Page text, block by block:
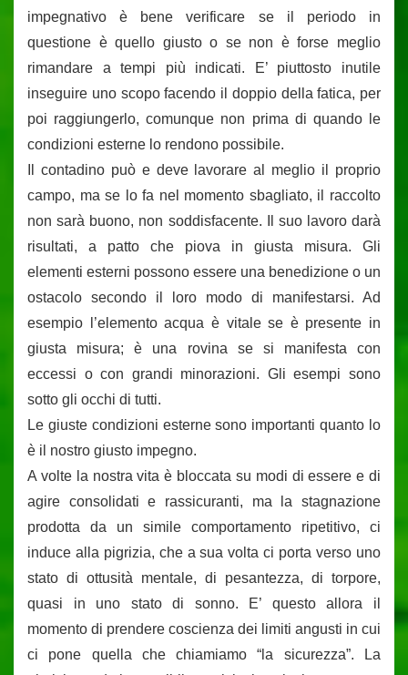
impegnativo è bene verificare se il periodo in
questione è quello giusto o se non è forse meglio
rimandare a tempi più indicati. E’ piuttosto inutile
inseguire uno scopo facendo il doppio della fatica, per
poi raggiungerlo, comunque non prima di quando le
condizioni esterne lo rendono possibile.
Il contadino può e deve lavorare al meglio il proprio
campo, ma se lo fa nel momento sbagliato, il raccolto
non sarà buono, non soddisfacente. Il suo lavoro darà
risultati, a patto che piova in giusta misura. Gli
elementi esterni possono essere una benedizione o un
ostacolo secondo il loro modo di manifestarsi. Ad
esempio l’elemento acqua è vitale se è presente in
giusta misura; è una rovina se si manifesta con
eccessi o con grandi minorazioni. Gli esempi sono
sotto gli occhi di tutti.
Le giuste condizioni esterne sono importanti quanto lo
è il nostro giusto impegno.
A volte la nostra vita è bloccata su modi di essere e di
agire consolidati e rassicuranti, ma la stagnazione
prodotta da un simile comportamento ripetitivo, ci
induce alla pigrizia, che a sua volta ci porta verso uno
stato di ottusità mentale, di pesantezza, di torpore,
quasi in uno stato di sonno. E’ questo allora il
momento di prendere coscienza dei limiti angusti in cui
ci pone quella che chiamiamo “la sicurezza”. La